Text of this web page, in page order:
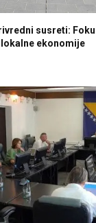
susreti:
ekonomije